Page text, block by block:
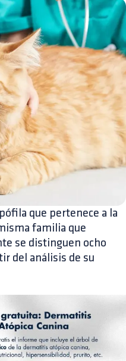
que pertenece a la
familia que
se distinguen ocho
del análisis de su